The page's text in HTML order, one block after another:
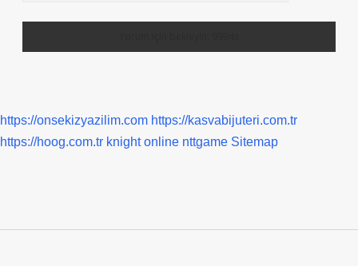
https://onsekizyazilim.com https://kasvabijuteri.com.tr
https://hoog.com.tr knight online nttgame Sitemap